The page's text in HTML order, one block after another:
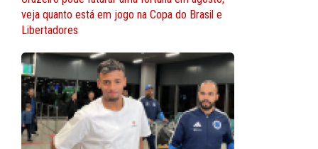
veja quanto está em jogo na Copa do Brasil e
Libertadores